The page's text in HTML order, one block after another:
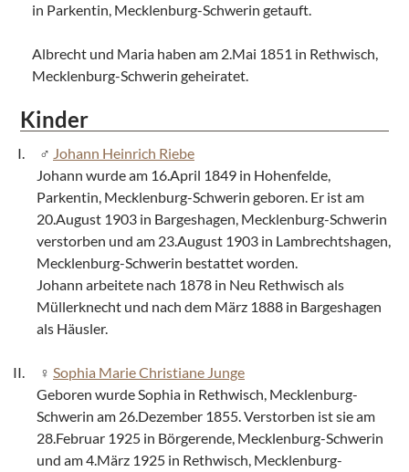
in Parkentin, Mecklenburg-Schwerin getauft.
Albrecht und Maria haben am 2.Mai 1851 in Rethwisch,
Mecklenburg-Schwerin geheiratet.
Kinder
Johann Heinrich Riebe
Johann wurde am 16.April 1849 in Hohenfelde,
Parkentin, Mecklenburg-Schwerin geboren. Er ist am
20.August 1903 in Bargeshagen, Mecklenburg-Schwerin
verstorben und am 23.August 1903 in Lambrechtshagen,
Mecklenburg-Schwerin bestattet worden.
Johann arbeitete nach 1878 in Neu Rethwisch als
Müllerknecht und nach dem März 1888 in Bargeshagen
als Häusler.
Sophia Marie Christiane Junge
Geboren wurde Sophia in Rethwisch, Mecklenburg-
Schwerin am 26.Dezember 1855. Verstorben ist sie am
28.Februar 1925 in Börgerende, Mecklenburg-Schwerin
und am 4.März 1925 in Rethwisch, Mecklenburg-